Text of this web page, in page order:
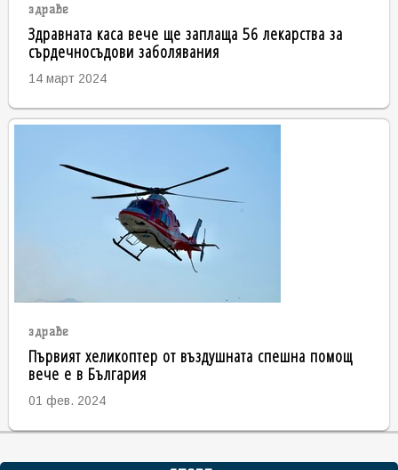
здраве
Здравната каса вече ще заплаща 56 лекарства за
сърдечносъдови заболявания
14 март 2024
здраве
Първият хеликоптер от въздушната спешна помощ
вече е в България
01 фев. 2024